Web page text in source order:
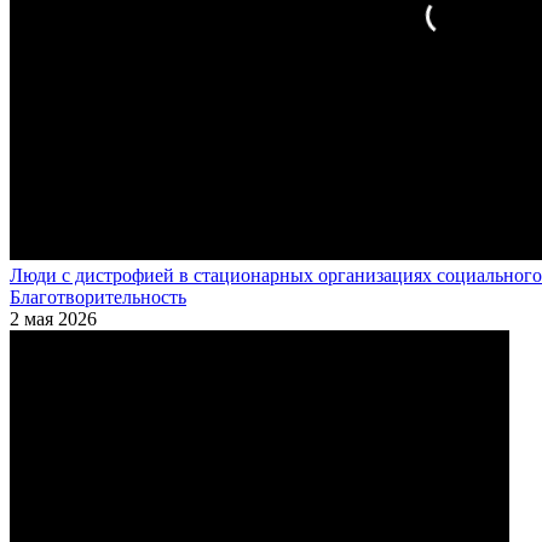
Люди с дистрофией в стационарных организациях
Благотворительность
2 мая 2026